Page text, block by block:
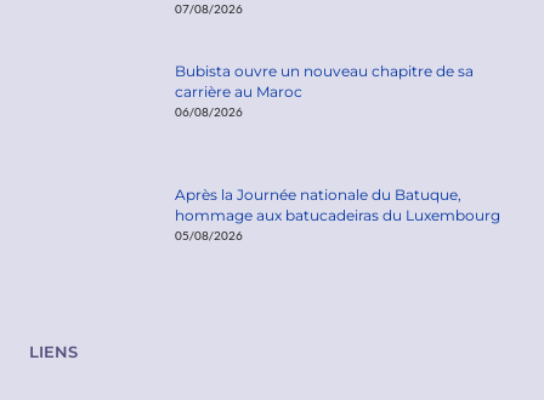
07/08/2026
Bubista ouvre un nouveau chapitre de sa
carrière au Maroc
06/08/2026
Après la Journée nationale du Batuque,
hommage aux batucadeiras du Luxembourg
05/08/2026
LIENS